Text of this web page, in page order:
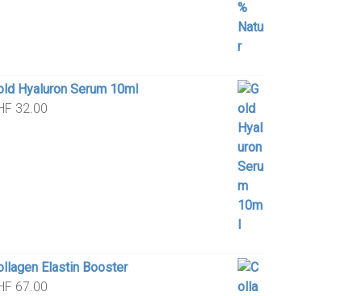
Hyaluron Serum 10ml
32.00
Elastin Booster
67.00